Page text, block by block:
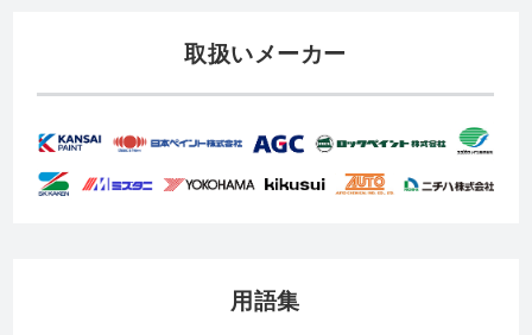
取扱いメーカー
用語集